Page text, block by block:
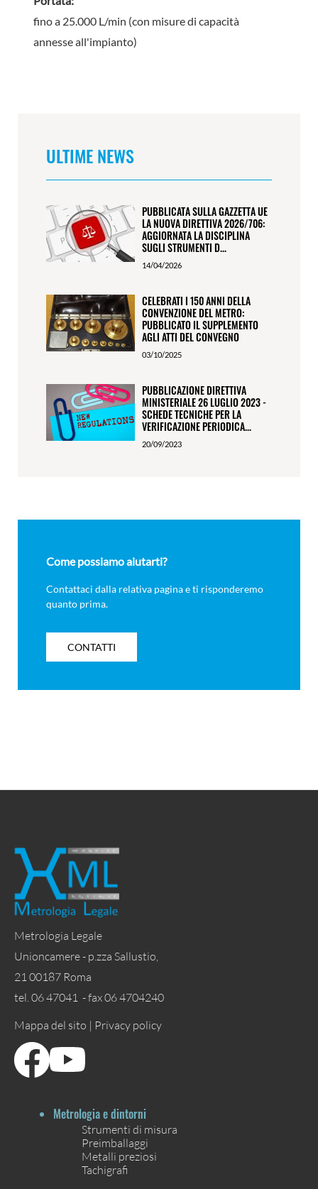
fino a 25.000 L/min (con misure di capacità
annesse all'impianto)
ULTIME NEWS
PUBBLICATA SULLA GAZZETTA UE
LA NUOVA DIRETTIVA 2026/706:
AGGIORNATA LA DISCIPLINA
SUGLI STRUMENTI D...
14/04/2026
CELEBRATI I 150 ANNI DELLA
CONVENZIONE DEL METRO:
PUBBLICATO IL SUPPLEMENTO
AGLI ATTI DEL CONVEGNO
03/10/2025
PUBBLICAZIONE DIRETTIVA
MINISTERIALE 26 LUGLIO 2023 -
SCHEDE TECNICHE PER LA
VERIFICAZIONE PERIODICA...
20/09/2023
Come possiamo aiutarti?
Contattaci dalla relativa pagina e ti risponderemo
quanto prima.
CONTATTI
Metrologia Legale
Unioncamere - p.zza Sallustio,
21 00187 Roma
tel. 06 47041 - fax 06 4704240
Mappa del sito | Privacy policy
Metrologia e dintorni
Strumenti di misura
Preimballaggi
Metalli preziosi
Tachigrafi